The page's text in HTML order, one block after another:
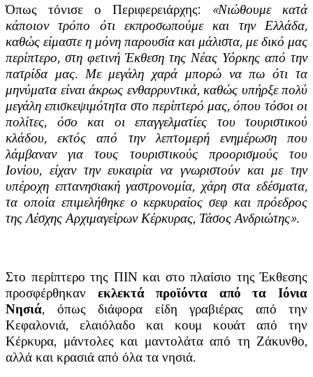
Όπως τόνισε ο Περιφερειάρχης: «Νιώθουμε κατά
κάποιον τρόπο ότι εκπροσωπούμε και την Ελλάδα,
καθώς είμαστε η μόνη παρουσία και μάλιστα, με δικό μας
περίπτερο, στη φετινή Έκθεση της Νέας Υόρκης από την
πατρίδα μας. Με μεγάλη χαρά μπορώ να πω ότι τα
μηνύματα είναι άκρως ενθαρρυντικά, καθώς υπήρξε πολύ
μεγάλη επισκεψιμότητα στο περίπτερό μας, όπου τόσοι οι
πολίτες, όσο και οι επαγγελματίες του τουριστικού
κλάδου, εκτός από την λεπτομερή ενημέρωση που
λάμβαναν για τους τουριστικούς προορισμούς του
Ιονίου, είχαν την ευκαιρία να γνωριστούν και με την
υπέροχη επτανησιακή γαστρονομία, χάρη στα εδέσματα,
τα οποία επιμελήθηκε ο κερκυραίος σεφ και πρόεδρος
της Λέσχης Αρχιμαγείρων Κέρκυρας, Τάσος Ανδριώτης».
Στο περίπτερο της ΠΙΝ και στο πλαίσιο της Έκθεσης
προσφέρθηκαν εκλεκτά προϊόντα από τα Ιόνια
Νησιά, όπως διάφορα είδη γραβιέρας από την
Κεφαλονιά, ελαιόλαδο και κουμ κουάτ από την
Κέρκυρα, μάντολες και μαντολάτα από τη Ζάκυνθο,
αλλά και κρασιά από όλα τα νησιά.